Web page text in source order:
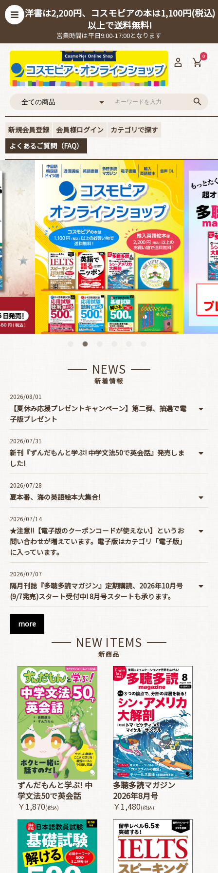
洋書は2,200円、コスモピアの本は1,100円(税込)
以上で送料無料!
営業時間は平日9:00-17:00となります
0
新規会員登録 会員様ログイン
カテゴリで探す
よくあるご質問（FAQ）
NEWS
新着情報
2026/08/01
【夏休み応援プレゼントキャンペーン】第二弾、抽選で電
子版プレゼント
2026/07/31
新刊『ずんだもんと学ぶ! 中学文法50で英会話』発売しま
した!
2026/07/28
夏本番、海の英語絵本大集合!
2026/07/14
★注意!!【電子版のクーポンコードが使えない】というお
問い合わせが増えています。電子版はカテゴリ「電子版」
に入っています。
2026/07/07
隔月刊誌『多聴多読マガジン』定期購読、2026年10月号
(9/7発売)スタート受付中! 8月号スタートも承ります。
more
NEW ITEMS
新商品
ずんだもんと学ぶ! 中
学文法50で英会話
￥1,870(税込)
多聴多読マガジン
2026年8月号
￥1,480(税込)